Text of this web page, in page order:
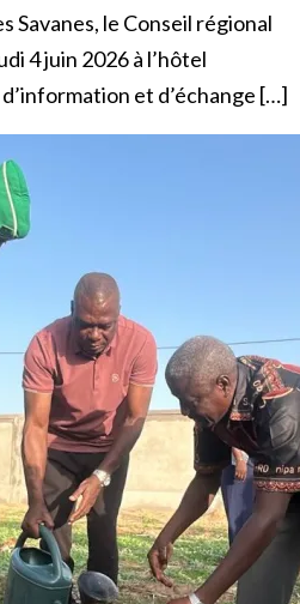
Savanes, le Conseil régional
4 juin 2026 à l’hôtel
et d’échange […]